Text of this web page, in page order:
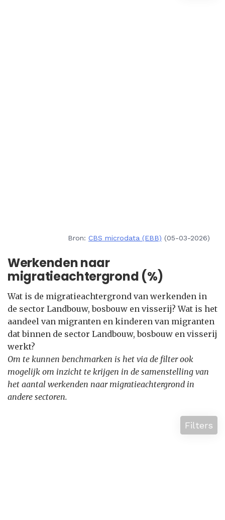
Bron: CBS microdata (EBB) (05-03-2026)
Werkenden naar
migratieachtergrond (%)
Wat is de migratieachtergrond van werkenden in
de sector Landbouw, bosbouw en visserij? Wat is het
aandeel van migranten en kinderen van migranten
dat binnen de sector Landbouw, bosbouw en visserij
werkt?
Om te kunnen benchmarken is het via de filter ook
mogelijk om inzicht te krijgen in de samenstelling van
het aantal werkenden naar migratieachtergrond in
andere sectoren.
Filters